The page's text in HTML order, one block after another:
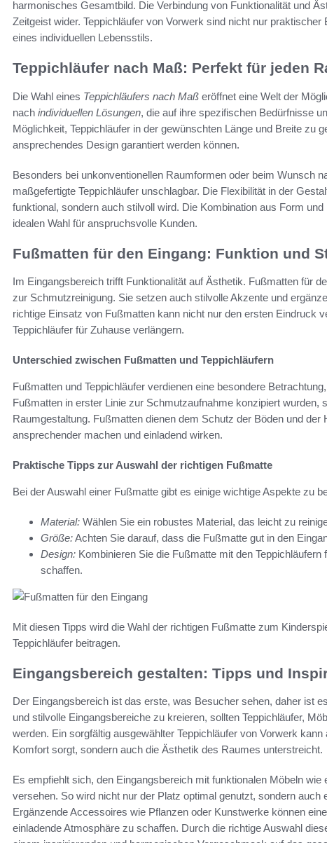
harmonisches Gesamtbild. Die Verbindung von Funktionalität und
Zeitgeist wider. Teppichläufer von Vorwerk sind nicht nur
eines individuellen Lebensstils.
Teppichläufer nach Maß: Perfekt für jeden
Die Wahl eines Teppichläufers nach Maß eröffnet eine Welt der
nach individuellen Lösungen, die auf ihre spezifischen Bedürfnisse
Möglichkeit, Teppichläufer in der gewünschten Länge und Breite zu
ansprechendes Design garantiert werden können.
Besonders bei unkonventionellen Raumformen oder beim Wunsch
maßgefertigte Teppichläufer unschlagbar. Die Flexibilität in der
funktional, sondern auch stilvoll wird. Die Kombination aus Form
idealen Wahl für anspruchsvolle Kunden.
Fußmatten für den Eingang: Funktion und
Im Eingangsbereich trifft Funktionalität auf Ästhetik. Fußmatten für
zur Schmutzreinigung. Sie setzen auch stilvolle Akzente und
richtige Einsatz von Fußmatten kann nicht nur den ersten Eindruck
Teppichläufer für Zuhause verlängern.
Unterschied zwischen Fußmatten und Teppichläufern
Fußmatten und Teppichläufer verdienen eine besondere
Fußmatten in erster Linie zur Schmutzaufnahme konzipiert wurden,
Raumgestaltung. Fußmatten dienen dem Schutz der Böden und der
ansprechender machen und einladend wirken.
Praktische Tipps zur Auswahl der richtigen Fußmatte
Bei der Auswahl einer Fußmatte gibt es einige wichtige Aspekte zu
Material: Wählen Sie ein robustes Material, das leicht zu
Größe:Achten Sie darauf, dass die Fußmatte gut in den
Design: Kombinieren Sie die Fußmatte mit den
schaffen.
Mit diesen Tipps wird die Wahl der richtigen Fußmatte zum
Teppichläufer beitragen.
Eingangsbereich gestalten: Tipps und
Der Eingangsbereich ist das erste, was Besucher sehen, daher ist
und stilvolle Eingangsbereiche zu kreieren, sollten Teppichläufer,
werden. Ein sorgfältig ausgewählter Teppichläufer von Vorwerk
Komfort sorgt, sondern auch die Ästhetik des Raumes unterstreicht.
Es empfiehlt sich, den Eingangsbereich mit funktionalen Möbeln
versehen. So wird nicht nur der Platz optimal genutzt, sondern auch
Ergänzende Accessoires wie Pflanzen oder Kunstwerke können
einladende Atmosphäre zu schaffen. Durch die richtige Auswahl